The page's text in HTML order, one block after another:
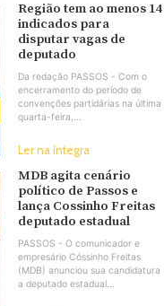
Região tem ao menos 14
indicados para
disputar vagas de
deputado
Da redação PASSOS - Com o
encerramento do período de
convenções partidárias na última
quarta-feira,...
Ler na íntegra
MDB agita cenário
político de Passos e
lança Cossinho Freitas
deputado estadual
PASSOS - O comunicador e
empresário Cóssinho Freitas
(MDB) anunciou sua candidatura
a deputado estadual...